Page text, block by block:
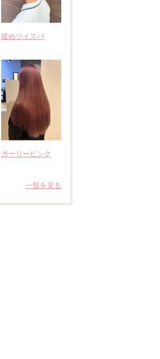
緩めツイスパ
ガーリーピンク
一覧を見る